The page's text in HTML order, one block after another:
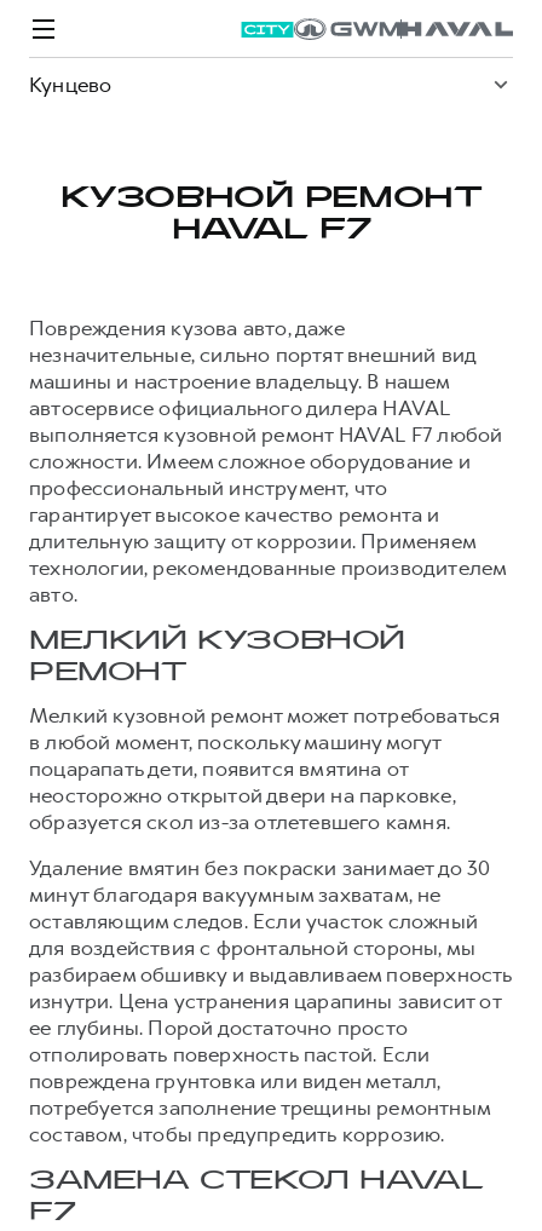
Кунцево
M6
от 2 049 000 ₽
JOLION
от 2 049 000 ₽
DARGO
от 3 199 000 ₽
DARGO X
F7
от 2 899 000 ₽
POER
от 3 449 000 ₽
ВЫБОР И ПОКУПКА
Автомобили в наличии
Конфигуратор HAVAL
Аксессуары HAVAL
Каталоги и прайс-листы
Программа «HAVAL Защита+»
Тест-драйв
Кредитный калькулятор
Страхование
Кредит
КОРПОРАТИВНЫМ КЛИЕНТАМ
Для малого бизнеса
Корпоративным клиентам
Крупным корпоративным клиентам
Система управления автопарком
Сервис для корпоративных клиентов
HAVAL Лизинг
АКСЕССУАРЫ HAVAL
СЕРВИС
Все о сервисе
Запись на сервис
Моторное масло
Стоимость ТО
СЕРВИСНОЕ ОБСЛУЖИВАНИЕ
Программа «Помощь на дороге»
Электронный ПТС
ПОДДЕРЖКА
GWM Безопасность
Гарантия HAVAL
Мобильное приложение GWM
Программа «HAVAL Защита+»
Руководства по эксплуатации
Подписки
АКСЕССУАРЫ HAVAL
Автомобильные аксессуары
Коллекция CITY
СПЕЦПРЕДЛОЖЕНИЯ
Покупателям
Владельцам
БРЕНД HAVAL
О бренде
Новости
О GWM
ИНФОРМАЦИЯ О ДИЛЕРЕ
О дилере
Наша команда
Контакты
КУЗОВНОЙ РЕМОНТ
HAVAL F7
Повреждения кузова авто, даже
незначительные, сильно портят внешний вид
машины и настроение владельцу. В нашем
автосервисе официального дилера HAVAL
выполняется кузовной ремонт HAVAL F7 любой
сложности. Имеем сложное оборудование и
профессиональный инструмент, что
гарантирует высокое качество ремонта и
длительную защиту от коррозии. Применяем
технологии, рекомендованные производителем
авто.
МЕЛКИЙ КУЗОВНОЙ
РЕМОНТ
Мелкий кузовной ремонт может потребоваться
в любой момент, поскольку машину могут
поцарапать дети, появится вмятина от
неосторожно открытой двери на парковке,
образуется скол из-за отлетевшего камня.
Удаление вмятин без покраски занимает до 30
минут благодаря вакуумным захватам, не
оставляющим следов. Если участок сложный
для воздействия с фронтальной стороны, мы
разбираем обшивку и выдавливаем поверхность
изнутри. Цена устранения царапины зависит от
ее глубины. Порой достаточно просто
отполировать поверхность пастой. Если
повреждена грунтовка или виден металл,
потребуется заполнение трещины ремонтным
составом, чтобы предупредить коррозию.
ЗАМЕНА СТЕКОЛ HAVAL
F7